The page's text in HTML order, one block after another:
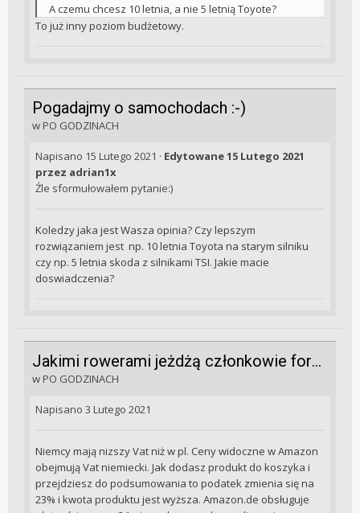
A czemu chcesz 10 letnia, a nie 5 letnią Toyote?
To już inny poziom budżetowy.
Pogadajmy o samochodach :-)
w PO GODZINACH
Napisano 15 Lutego 2021 · Edytowane15 Lutego 2021
przez adrian1x
Źle sformułowałem pytanie:)
Koledzy jaka jest Wasza opinia? Czy lepszym
rozwiązaniem jest np. 10 letnia Toyota na starym silniku
czy np. 5 letnia skoda z silnikami TSI. Jakie macie
doswiadczenia?
Jakimi rowerami jeżdżą członkowie forum?
w PO GODZINACH
Napisano 3 Lutego 2021
Niemcy mają nizszy Vat niż w pl. Ceny widoczne w Amazon
obejmują Vat niemiecki. Jak dodasz produkt do koszyka i
przejdziesz do podsumowania to podatek zmienia się na
23% i kwota produktu jest wyższa. Amazon.de obsługuje